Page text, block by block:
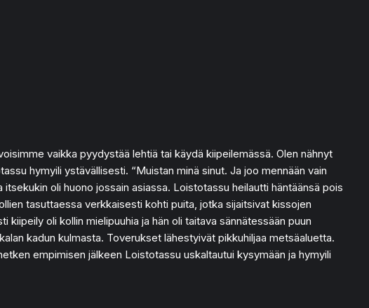
vaikka pyydystää lehtiä tai käydä kiipeilemässä. Olen nähnyt
hymyili ystävällisesti. “Muistan minä sinut. Ja joo mennään vain
oli huono jossain asiassa. Loistotassu heilautti häntäänsä pois
tasuttaessa verkkaisesti kohti puita, jotka sijaitsivat kissojen
oli kollin mielipuuhia ja hän oli taitava sännätessään puun
kadun kulmasta. Toverukset lähestyivät pikkuhiljaa metsäaluetta.
empimisen jälkeen Loistotassu uskaltautui kysymään ja hymyili